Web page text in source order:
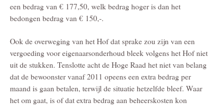
een bedrag van € 177,50, welk bedrag hoger is dan het
bedongen bedrag van € 150,-.
Ook de overweging van het Hof dat sprake zou zijn van een
vergoeding voor eigenaarsonderhoud bleek volgens het Hof niet
uit de stukken. Tenslotte acht de Hoge Raad het niet van belang
dat de bewoonster vanaf 2011 opeens een extra bedrag per
maand is gaan betalen, terwijl de situatie hetzelfde bleef. Waar
het om gaat, is of dat extra bedrag aan beheerskosten kon